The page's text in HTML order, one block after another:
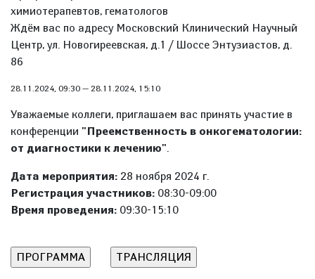
химиотерапевтов, гематологов
Ждём вас по адресу Московский Клинический Научный
Центр, ул. Новогиреевская, д.1 / Шоссе Энтузиастов, д.
86
28.11.2024, 09:30 — 28.11.2024, 15:10
Уважаемые коллеги, приглашаем вас принять участие в
конференции "Преемственность в онкогематологии:
от диагностики к лечению"
Дата мероприятия: 28 ноября 2024 г.
Регистрация участников: 08:30-09:00
Время проведения: 09:30-15:10